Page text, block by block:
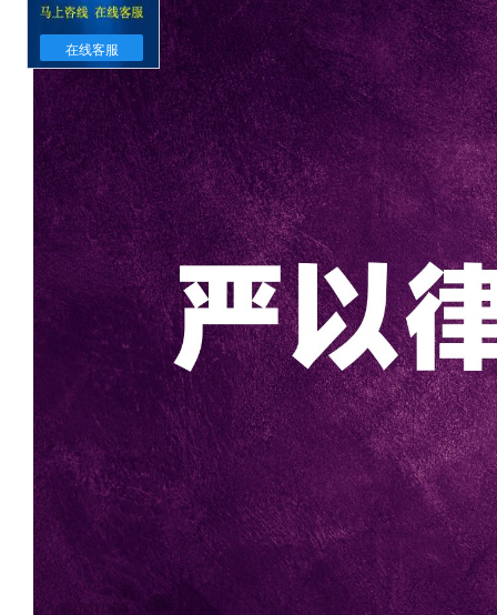
在线客服